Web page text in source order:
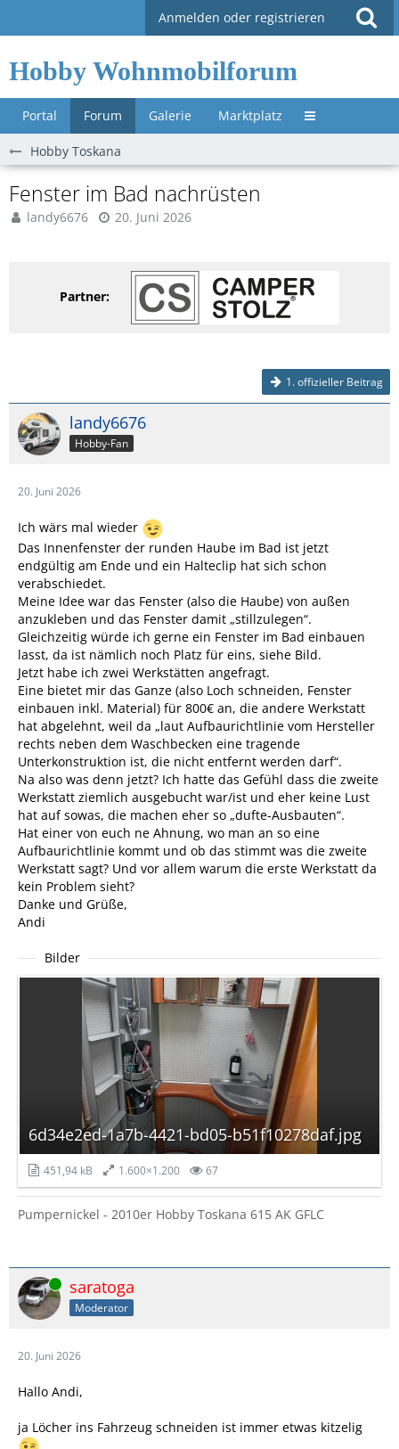
Anmelden oder registrieren
Hobby Wohnmobilforum
Portal Forum Galerie Marktplatz Untermenü »
Hobby Toskana
Fenster im Bad nachrüsten
landy6676 20. Juni 2026
Partner:
1. offizieller Beitrag
landy6676
Hobby-Fan
20. Juni 2026
Ich wärs mal wieder
Das Innenfenster der runden Haube im Bad ist jetzt
endgültig am Ende und ein Halteclip hat sich schon
verabschiedet.
Meine Idee war das Fenster (also die Haube) von außen
anzukleben und das Fenster damit „stillzulegen“.
Gleichzeitig würde ich gerne ein Fenster im Bad einbauen
lasst, da ist nämlich noch Platz für eins, siehe Bild.
Jetzt habe ich zwei Werkstätten angefragt.
Eine bietet mir das Ganze (also Loch schneiden, Fenster
einbauen inkl. Material) für 800€ an, die andere Werkstatt
hat abgelehnt, weil da „laut Aufbaurichtlinie vom Hersteller
rechts neben dem Waschbecken eine tragende
Unterkonstruktion ist, die nicht entfernt werden darf“.
Na also was denn jetzt? Ich hatte das Gefühl dass die zweite
Werkstatt ziemlich ausgebucht war/ist und eher keine Lust
hat auf sowas, die machen eher so „dufte-Ausbauten“.
Hat einer von euch ne Ahnung, wo man an so eine
Aufbaurichtlinie kommt und ob das stimmt was die zweite
Werkstatt sagt? Und vor allem warum die erste Werkstatt da
kein Problem sieht?
Danke und Grüße,
Andi
Bilder
6d34e2ed-1a7b-4421-bd05-b51f10278daf.jpg
451,94 kB 1.600×1.200 67
Pumpernickel - 2010er Hobby Toskana 615 AK GFLC
Online saratoga
Moderator
20. Juni 2026
Hallo Andi,
ja Löcher ins Fahrzeug schneiden ist immer etwas kitzelig